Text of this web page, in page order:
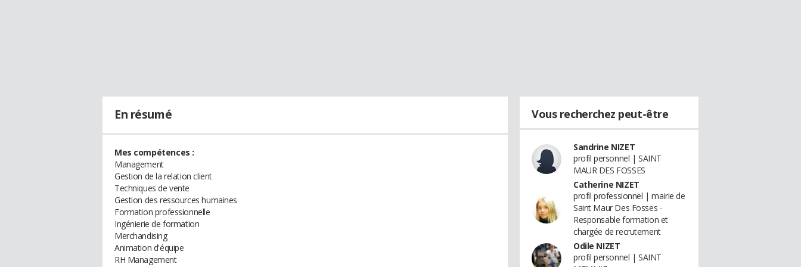
En résumé
Mes compétences :
Management
Gestion de la relation client
Techniques de vente
Gestion des ressources humaines
Formation professionnelle
Ingénierie de formation
Merchandising
Animation d'équipe
RH Management
Vous recherchez peut-être
Sandrine NIZET
profil personnel | SAINT
MAUR DES FOSSES
Catherine NIZET
profil professionnel | mairie de
Saint Maur Des Fosses -
Responsable formation et
chargée de recrutement
Odile NIZET
profil personnel | SAINT